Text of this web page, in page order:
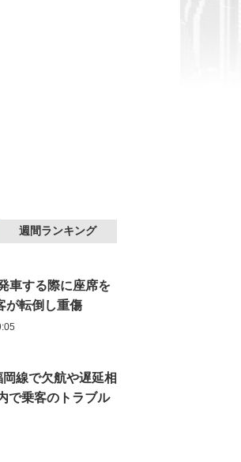
週間ランキング
車する際に座席を
が転倒し重傷
線で欠航や遅延相
で乗客のトラブル